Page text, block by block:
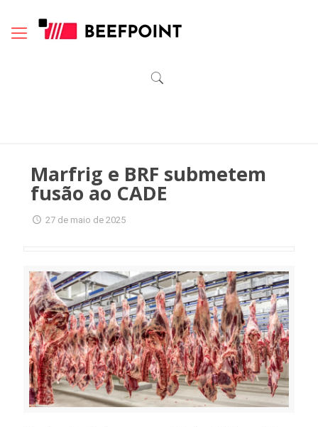
Marfrig e BRF submetem
fusão ao CADE
27 de maio de 2025